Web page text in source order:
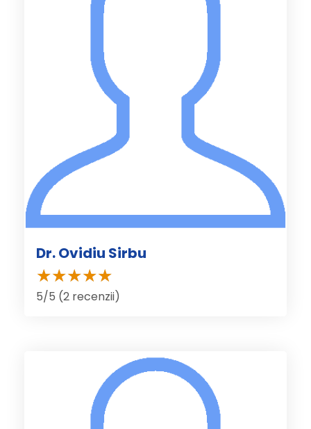
Dr. Ovidiu Sirbu
5/5 (2 recenzii)